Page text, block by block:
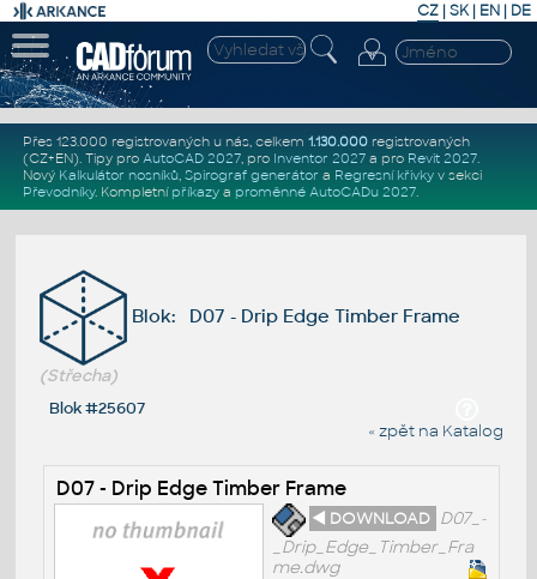
CZ | SK| EN | DE
Přes 123.000 registrovaných u nás, celkem 1.130.000registrovaných
(CZ+EN). Tipy pro AutoCAD 2027, pro Inventor 2027a pro Revit 2027.
Nový Kalkulátor nosníků, Spirograf generátor a Regresní křivkyv sekci
Převodníky. Kompletní příkazya proměnné AutoCADu 2027.
Blok: D07 - Drip Edge Timber Frame
(Střecha)
Blok #25607
« zpět na Katalog
D07 - Drip Edge Timber Frame
◄ DOWNLOAD D07_-
_Drip_Edge_Timber_Fra
me.dwg